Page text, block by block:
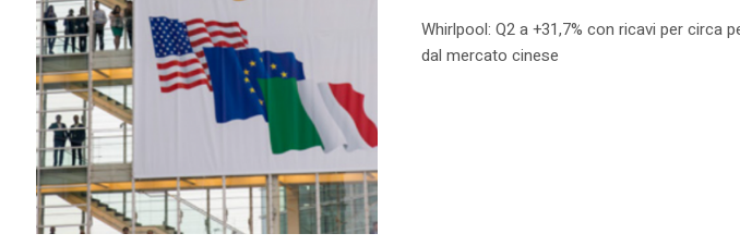
Whirlpool: Q2 a +31,7% con ricavi per circa
dal mercato cinese